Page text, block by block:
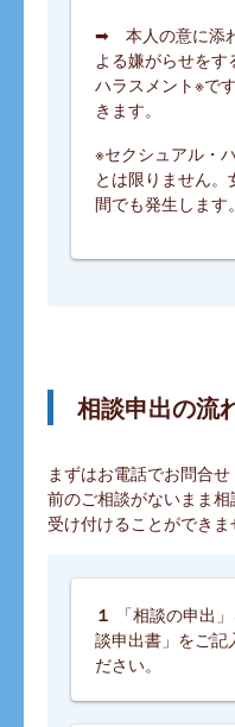
➡ 本人の意に添
よる嫌がらせをす
ハラスメント※で
きます。
※セクシュアル・
とは限りません
間でも発生します。
相談申出の流
まずはお電話でお問合
前のご相談がないまま相
受け付けることができま
１
「相談の申出
談申出書」をご記
ださい。